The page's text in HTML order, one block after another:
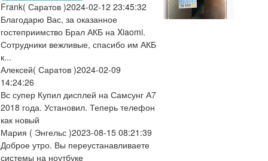
Frank( Саратов )2024-02-12 23:45:32
Благодарю Вас, за оказанное
гостеприимство Брал АКБ на Xiaomi.
Сотрудники вежливые, спасибо им АКБ
к...
Алексей( Саратов )2024-02-09
14:24:26
Вс супер Купил дисплей на Самсунг А7
2018 года. Установил. Теперь телефон
как новый
Мария ( Энгельс )2023-08-15 08:21:39
Доброе утро. Вы переустанавливаете
системы на ноутбуке